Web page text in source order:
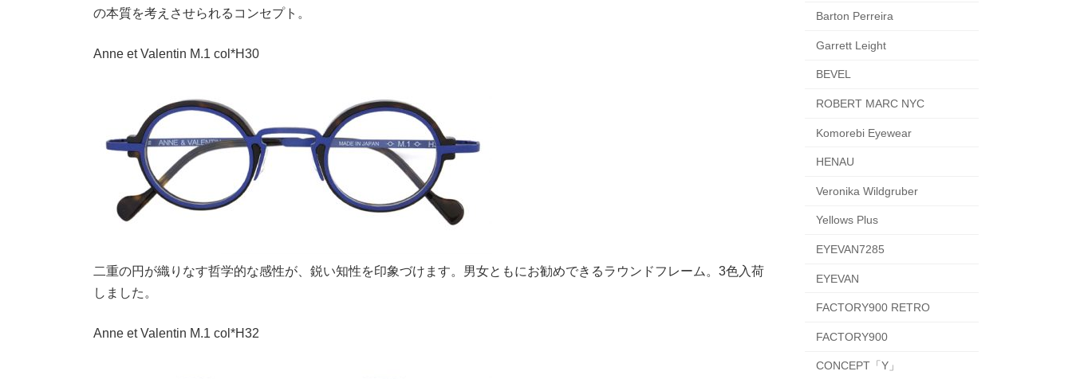
の本質を考えさせられるコンセプト。
Anne et Valentin M.1 col*H30
二重の円が織りなす哲学的な感性が、鋭い知性を印象づけます。男女ともにお勧めできるラウンドフレーム。3色入荷
しました。
Anne et Valentin M.1 col*H32
Barton Perreira
Garrett Leight
BEVEL
ROBERT MARC NYC
Komorebi Eyewear
HENAU
Veronika Wildgruber
Yellows Plus
EYEVAN7285
EYEVAN
FACTORY900 RETRO
FACTORY900
CONCEPT「Y」